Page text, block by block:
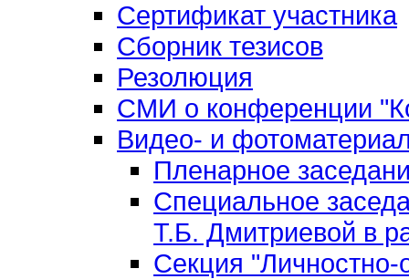
Сертификат участника
Сборник тезисов
Резолюция
СМИ о конференции
Видео- и
Пленарное
Специальное
Т.Б. Дмитриевой в
Секция "Личностно-